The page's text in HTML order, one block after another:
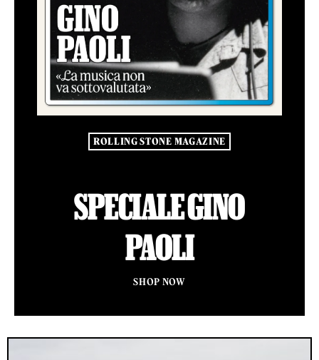
ROLLING STONE MAGAZINE
SPECIALE GINO
PAOLI
SHOP NOW